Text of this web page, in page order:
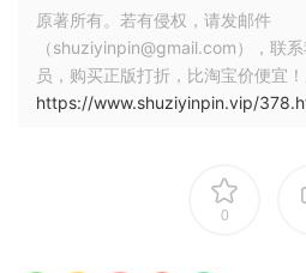
原著所有。若有侵权，请发邮件
（shuziyinpin@gmail.com），联
员，购买正版打折，比淘宝价便宜！
https://www.shuziyinpin.vip/
0